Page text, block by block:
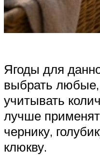
Ягоды для
выбрать
учитывать
лучше
чернику,
клюкву.